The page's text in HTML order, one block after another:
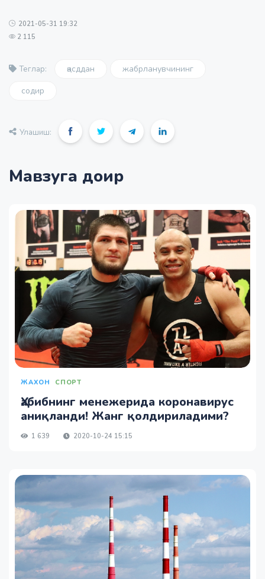
2021-05-31 19:32
2 115
Теглар: қасддан
жабрланувчининг
содир
Улашиш:
Мавзуга доир
ЖАХОН СПОРТ
Ҳабибнинг менежерида коронавирус
аниқланди! Жанг қолдириладими?
1 639 2020-10-24 15:15